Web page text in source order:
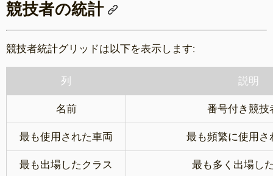
競技者の統計
競技者統計グリッドは以下を表示します:
列 説明
名前 番号付き競技
最も使用された車両 最も頻繁に使用さ
最も出場したクラス 最も多く出場し